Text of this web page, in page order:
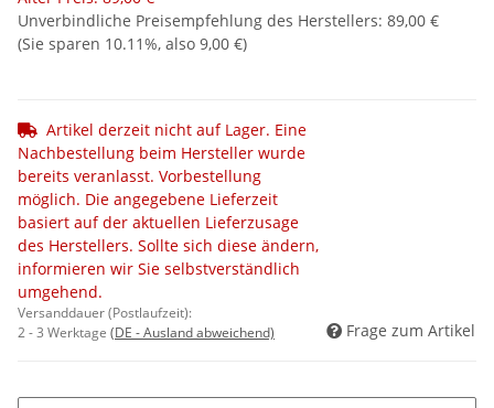
Unverbindliche Preisempfehlung des Herstellers: 89,00 €
(Sie sparen 10.11%, also 9,00 €)
Artikel derzeit nicht auf Lager. Eine
Nachbestellung beim Hersteller wurde
bereits veranlasst. Vorbestellung
möglich. Die angegebene Lieferzeit
basiert auf der aktuellen Lieferzusage
des Herstellers. Sollte sich diese ändern,
informieren wir Sie selbstverständlich
umgehend.
Versanddauer (Postlaufzeit):
2 - 3 Werktage (DE - Ausland abweichend) Frage zum Artikel